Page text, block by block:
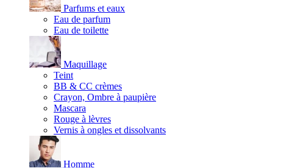
Parfums et eaux
Eau de parfum
Eau de toilette
Maquillage
Teint
BB & CC crèmes
Crayon, Ombre à paupière
Mascara
Rouge à lèvres
Vernis à ongles et dissolvants
Homme